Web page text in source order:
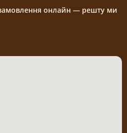
замовлення онлайн — решту ми